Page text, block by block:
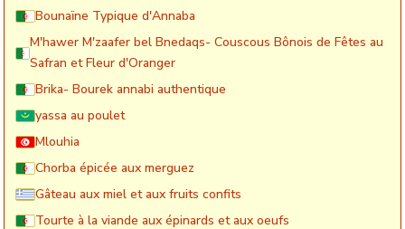
Bounaïne Typique d'Annaba
M'hawer M'zaafer bel Bnedaqs- Couscous Bônois de Fêtes au
Safran et Fleur d'Oranger
Brika- Bourek annabi authentique
yassa au poulet
Mlouhia
Chorba épicée aux merguez
Gâteau aux miel et aux fruits confits
Tourte à la viande aux épinards et aux oeufs